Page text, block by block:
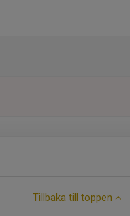
Tillbaka till toppen